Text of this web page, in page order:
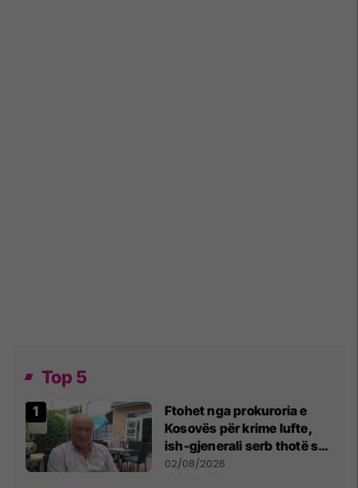
Top 5
Ftohet nga prokuroria e
Kosovës për krime lufte,
ish-gjenerali serb thotë se
dikush e tradhtoi në
02/08/2026